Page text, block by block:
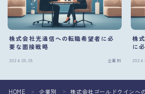
株式会社光通信への転職希望者に必
要な面接戦略
2024.05.05 企業別
株
に
HOME ＞ 企業別 ＞ 株式会社ゴールドウインへ